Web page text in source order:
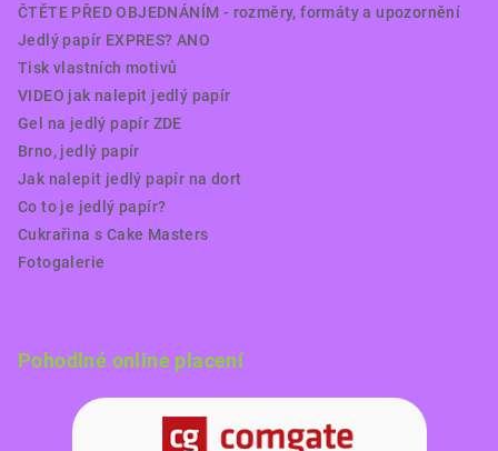
ČTĚTE PŘED OBJEDNÁNÍM - rozměry, formáty a upozornění
Jedlý papír EXPRES? ANO
Tisk vlastních motivů
VIDEO jak nalepit jedlý papír
Gel na jedlý papír ZDE
Brno, jedlý papír
Jak nalepit jedlý papír na dort
Co to je jedlý papír?
Cukrařina s Cake Masters
Fotogalerie
Pohodlné online placení